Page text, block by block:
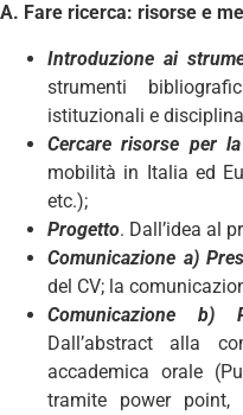
A. Fare ricerca: risorse e
Introduzione ai
strumenti
istituzionali e
Cercare risorse per
mobilità in Italia ed
etc.);
Progetto. Dall’idea al
Comunicazione a)
del CV; la
Comunicazione b)
Dall’abstract alla
accademica orale
tramite power point,